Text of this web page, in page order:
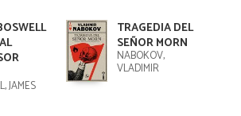
JAMES
TRAGEDIA DEL
SEÑOR MORN
NABOKOV,
VLADIMIR